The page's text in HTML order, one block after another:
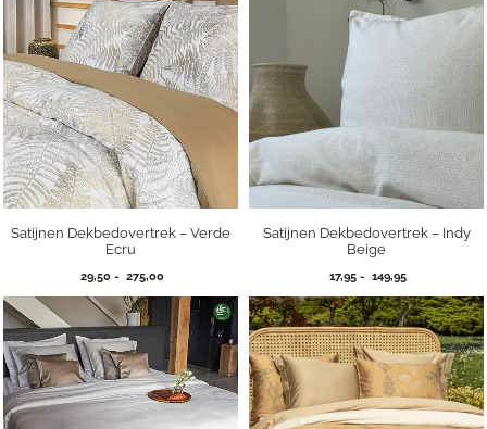
Satijnen Dekbedovertrek – Verde
Ecru
29,50 - 275,00Prijsklasse:
tot
275,00
Satijnen Dekbedovertrek – Indy
Beige
17,95 - 149,95Prijsklasse:
tot
149,95